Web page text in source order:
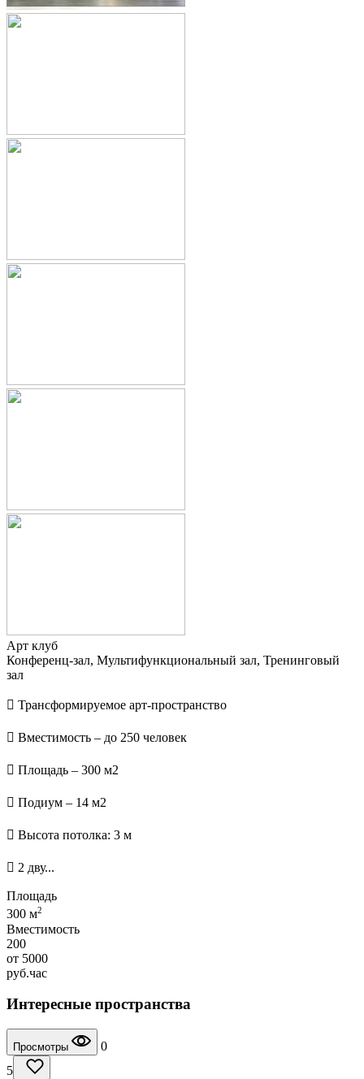
Арт клуб
Конференц-зал, Мультифункциональный зал, Тренинговый
зал
 Трансформируемое арт-пространство
 Вместимость – до 250 человек
 Площадь – 300 м2
 Подиум – 14 м2
 Высота потолка: 3 м
 2 дву...
Площадь
300 м2
Вместимость
200
от 5000
руб.час
Интересные пространства
Просмотры
0
5